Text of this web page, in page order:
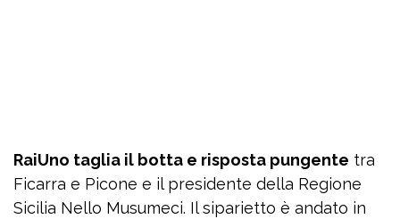
RaiUno taglia il botta e risposta pungente tra
Ficarra e Picone e il presidente della Regione
Sicilia Nello Musumeci. Il siparietto è andato in